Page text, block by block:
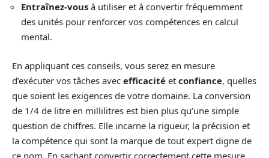
Entraînez-vous à utiliser et à convertir fréquemment
des unités pour renforcer vos compétences en calcul
mental.
En appliquant ces conseils, vous serez en mesure
d’exécuter vos tâches avec efficacité et confiance, quelles
que soient les exigences de votre domaine. La conversion
de 1/4 de litre en millilitres est bien plus qu’une simple
question de chiffres. Elle incarne la rigueur, la précision et
la compétence qui sont la marque de tout expert digne de
ce nom. En sachant convertir correctement cette mesure,